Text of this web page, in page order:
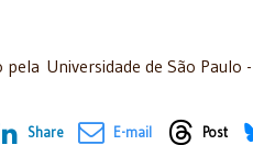
Universidade de São Paulo
Media
Share E-mail Post